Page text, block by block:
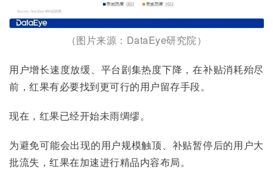
（图片来源：DataEye研究院）
用户增长速度放缓、平台剧集热度下降，在补贴消耗殆尽
前，红果有必要找到更可行的用户留存手段。
现在，红果已经开始未雨绸缪。
为避免可能会出现的用户规模触顶、补贴暂停后的用户大
批流失，红果在加速进行精品内容布局。